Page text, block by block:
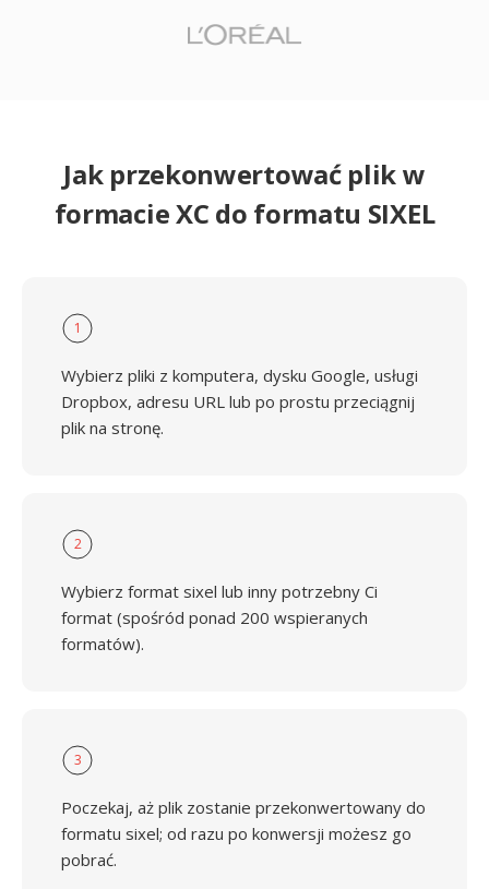
Jak przekonwertować plik w
formacie XC do formatu SIXEL
1
Wybierz pliki z komputera, dysku Google, usługi
Dropbox, adresu URL lub po prostu przeciągnij
plik na stronę.
2
Wybierz format sixel lub inny potrzebny Ci
format (spośród ponad 200 wspieranych
formatów).
3
Poczekaj, aż plik zostanie przekonwertowany do
formatu sixel; od razu po konwersji możesz go
pobrać.